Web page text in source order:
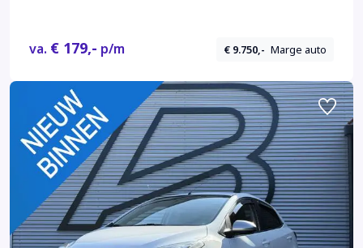
va. € 179,- p/m € 9.750,- Marge auto